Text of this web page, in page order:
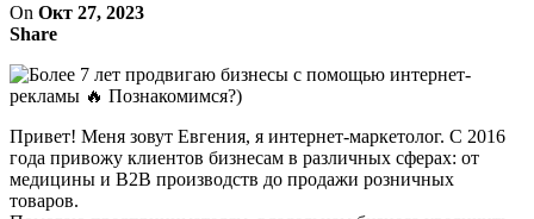
On Окт 27, 2023
Share
Привет! Меня зовут Евгения, я интернет-маркетолог. С 2016
года привожу клиентов бизнесам в различных сферах: от
медицины и B2B производств до продажи розничных
товаров.